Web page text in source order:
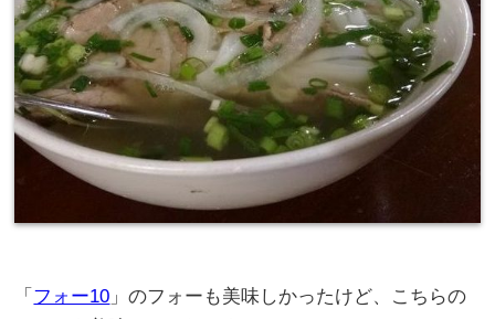
「 フォー10 」のフォーも美味しかったけど、こちらの